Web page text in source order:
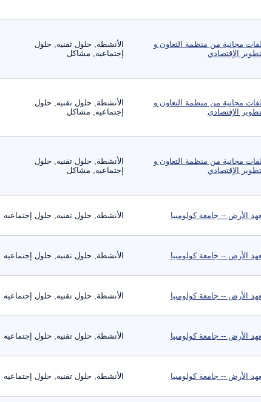
مجانية من منظمة التعاون و
الإقتصادي
الأنشطة, حلول تقنيه, حلول
إجتماعيه, مشاكل
مجانية من منظمة التعاون و
الإقتصادي
الأنشطة, حلول تقنيه, حلول
إجتماعيه, مشاكل
مجانية من منظمة التعاون و
الإقتصادي
الأنشطة, حلول تقنيه, حلول
إجتماعيه, مشاكل
الأرض -- جامعة كولومبيا الأنشطة, حلول تقنيه, حلول إجتماعيه
الأرض -- جامعة كولومبيا الأنشطة, حلول تقنيه, حلول إجتماعيه
الأرض -- جامعة كولومبيا الأنشطة, حلول تقنيه, حلول إجتماعيه
الأرض -- جامعة كولومبيا الأنشطة, حلول تقنيه, حلول إجتماعيه
الأرض -- جامعة كولومبيا الأنشطة, حلول تقنيه, حلول إجتماعيه